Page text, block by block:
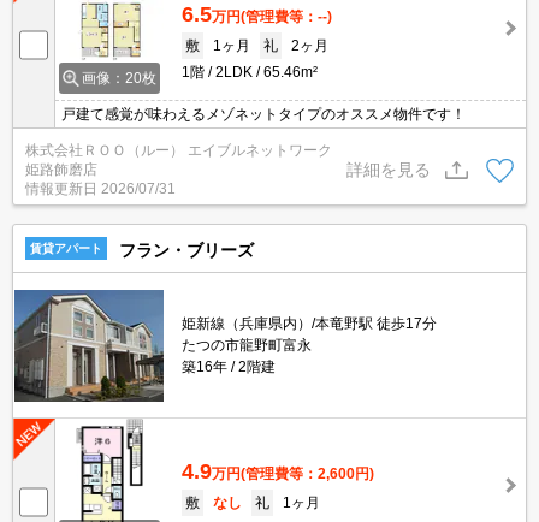
画像：20枚
6.5万円(管理費等：--)
敷
1ヶ月 礼
2ヶ月
1階
2LDK 65.46m²
戸建て感覚が味わえるメゾネットタイプのオススメ物件です！
株式会社ＲＯＯ（ルー） エイブルネットワーク
姫路飾磨店
情報更新日 2026/07/31
詳細を見る
賃貸アパート フラン・ブリーズ
姫新線（兵庫県内）/本竜野駅 徒歩17分
たつの市龍野町富永
築16年
2階建
4.9万円(管理費等：2,600円)
敷
なし 礼
1ヶ月